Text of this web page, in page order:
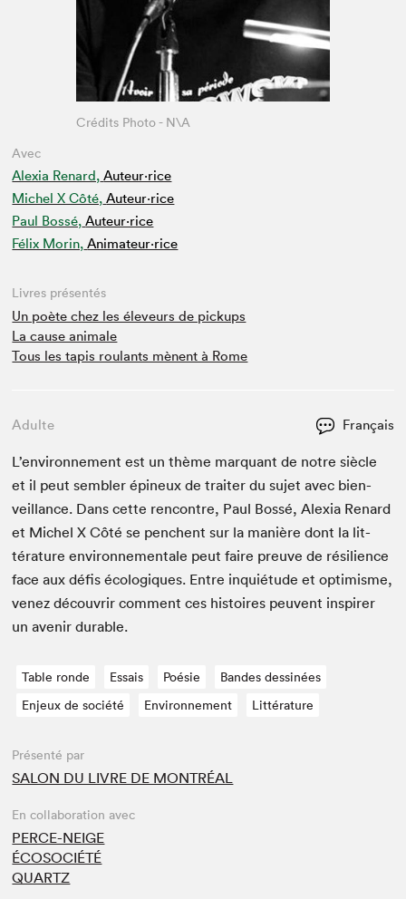
Avec
Alexia Renard, Auteur·rice
Michel X Côté, Auteur·rice
Paul Bossé, Auteur·rice
Félix Morin, Animateur⋅rice
Crédits Photo - N\A
Livres présentés
Un poète chez les éleveurs de pickups
La cause animale
Tous les tapis roulants mènent à Rome
Adulte Français
L’en­vi­ron­nement est un thème mar­quant de notre siè­cle
et il peut sem­bler épineux de traiter du sujet avec bien­
veil­lance. Dans cette ren­con­tre, Paul Bossé, Alex­ia Renard
et Michel X Côté se penchent sur la manière dont la lit­
téra­ture envi­ron­nemen­tale peut faire preuve de résilience
face aux défis écologiques. Entre inquié­tude et opti­misme,
venez décou­vrir com­ment ces his­toires peu­vent inspir­er
un avenir durable.
Table ronde Essais Poésie
Bandes dessinées
Enjeux de société
Environnement Littérature
Présenté par
SALON DU LIVRE DE MONTRÉAL
En collaboration avec
PERCE-NEIGE
ÉCOSOCIÉTÉ
QUARTZ